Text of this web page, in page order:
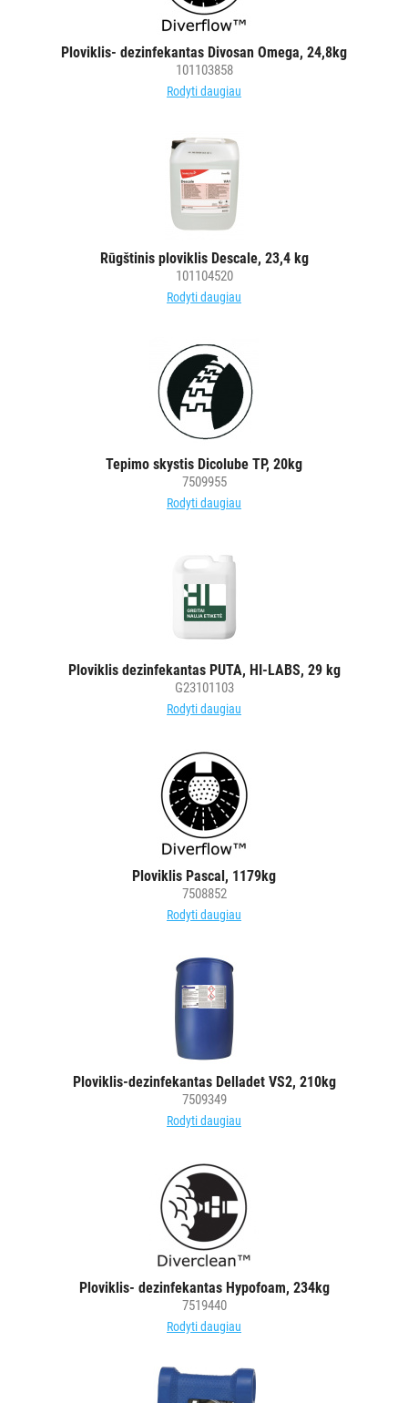
Ploviklis- dezinfekantas Divosan Omega, 24,8kg
101103858
Rodyti daugiau
Rūgštinis ploviklis Descale, 23,4 kg
101104520
Rodyti daugiau
Tepimo skystis Dicolube TP, 20kg
7509955
Rodyti daugiau
Ploviklis dezinfekantas PUTA, HI-LABS, 29 kg
G23101103
Rodyti daugiau
Ploviklis Pascal, 1179kg
7508852
Rodyti daugiau
Ploviklis-dezinfekantas Delladet VS2, 210kg
7509349
Rodyti daugiau
Ploviklis- dezinfekantas Hypofoam, 234kg
7519440
Rodyti daugiau